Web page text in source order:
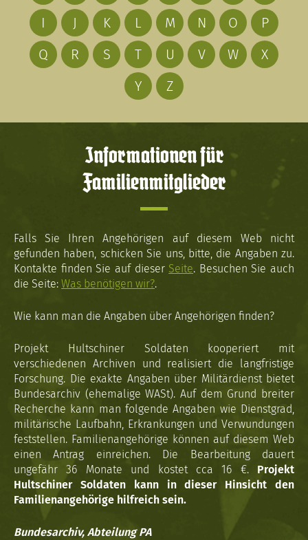
I
J K L M N O
P
Q
R S T U V W
X
Y
Z
Informationen für
Familienmitglieder
Falls Sie Ihren Angehörigen auf diesem Web nicht
gefunden haben, schicken Sie uns, bitte, die Angaben zu.
Kontakte finden Sie auf dieser Seite. Besuchen Sie auch
die Seite: Was benötigen wir?.
Wie kann man die Angaben über Angehörigen finden?
Projekt Hultschiner Soldaten kooperiert mit
verschiedenen Archiven und realisiert die langfristige
Forschung. Die exakte Angaben über Militärdienst bietet
Bundesarchiv (ehemalige WASt). Auf dem Grund breiter
Recherche kann man folgende Angaben wie Dienstgrad,
militärische Laufbahn, Erkrankungen und Verwundungen
feststellen. Familienangehörige können auf diesem Web
einen Antrag einreichen. Die Bearbeitung dauert
ungefähr 36 Monate und kostet cca 16 €. Projekt
Hultschiner Soldaten kann in dieser Hinsicht den
Familienangehörige hilfreich sein.
Bundesarchiv, Abteilung PA